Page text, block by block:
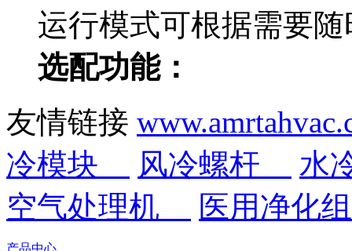
运行模式可根据需要
选配功能：
友情链接
冷模块
风冷螺杆
水
空气处理机
医用净化
产品中心